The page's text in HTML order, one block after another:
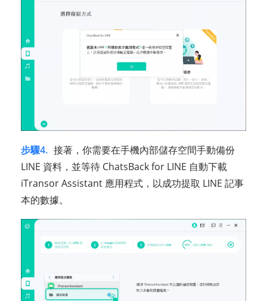
步驟4. 接著，你需要在手機內部儲存空間手動備份
LINE 資料，並等待 ChatsBack for LINE 自動下載
iTransor Assistant 應用程式，以成功提取 LINE 記事
本的數據。